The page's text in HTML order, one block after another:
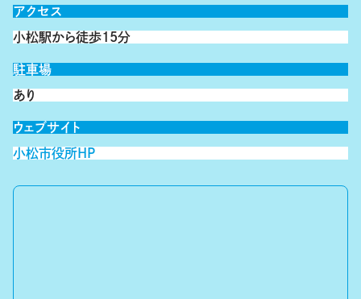
アクセス
小松駅から徒歩15分
駐車場
あり
ウェブサイト
小松市役所HP